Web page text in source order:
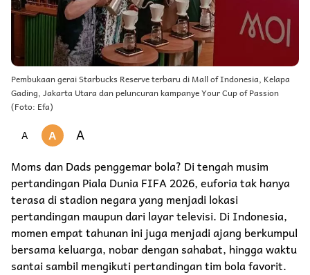
Pembukaan gerai Starbucks Reserve terbaru di Mall of Indonesia, Kelapa
Gading, Jakarta Utara dan peluncuran kampanye Your Cup of Passion
(Foto: Efa)
A A A
Moms dan Dads penggemar bola? Di tengah musim
pertandingan Piala Dunia FIFA 2026, euforia tak hanya
terasa di stadion negara yang menjadi lokasi
pertandingan maupun dari layar televisi. Di Indonesia,
momen empat tahunan ini juga menjadi ajang berkumpul
bersama keluarga, nobar dengan sahabat, hingga waktu
santai sambil mengikuti pertandingan tim bola favorit.